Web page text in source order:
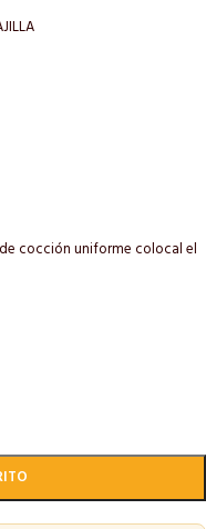
cocción uniforme colocal el